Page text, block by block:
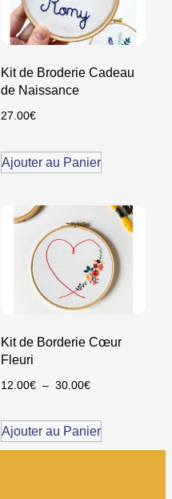
Kit de Broderie Cadeau
de Naissance
27.00€
Ajouter au Panier
Kit de Borderie Cœur
Fleuri
12.00€ – 30.00€
Ajouter au Panier